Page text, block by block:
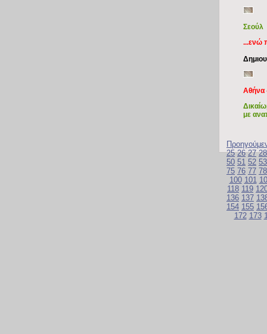
Σεούλ
...ενώ
Αθήνα
με
25 26 27 28
50 51 52 53
75 76 77 78
100 101
118 119
136 137
154 155
172 173